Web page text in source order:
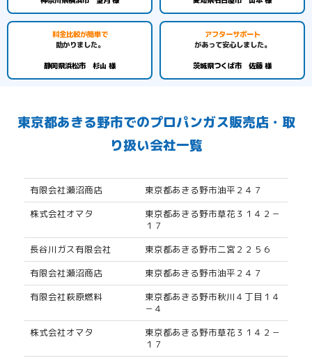
料金比較が簡単で
助かりました。
静岡県浜松市 杉山 様
アフターサポート
があって安心しました。
茨城県つくば市 佐藤 様
東京都あきる野市でのプロパンガス販売店・取
り扱い会社一覧
有限会社瀬沼商店
東京都あきる野市油平２４７
株式会社オマタ
東京都あきる野市草花３１４２－
１７
長谷川ガス有限会社
東京都あきる野市二宮２２５６
有限会社瀬沼商店
東京都あきる野市油平２４７
有限会社萩原燃料
東京都あきる野市秋川４丁目１４
－４
株式会社オマタ
東京都あきる野市草花３１４２－
１７